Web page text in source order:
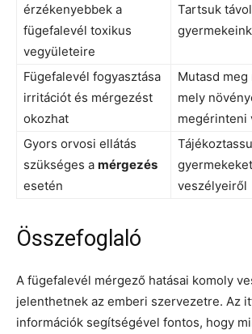
érzékenyebbek a
fügefalevél toxikus
vegyületeire
Tartsuk távol
Fügefalevél fogyasztása
irritációt és mérgezést
okozhat
Mutasd
mely
megérinteni
Gyors orvosi ellátás
szükséges a mérgezés
esetén
veszélyeiről
Összefoglaló
A fügefalevél mérgező hatásai komoly
jelenthetnek az emberi szervezetre. Az
információk segítségével fontos, hogy